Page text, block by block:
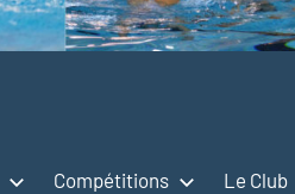
Compétitions Le Club